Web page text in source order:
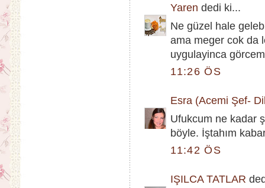
Yaren dedi ki...
Ne güzel hale
ama meger cok da
uygulayinca
11:26 ÖS
Esra (Acemi Şef-
Ufukcum ne kadar
böyle. İştahım
11:42 ÖS
IŞILCA TATLAR